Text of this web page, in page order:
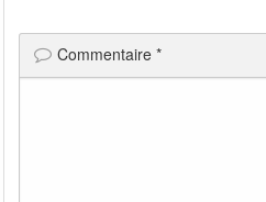
Commentaire*